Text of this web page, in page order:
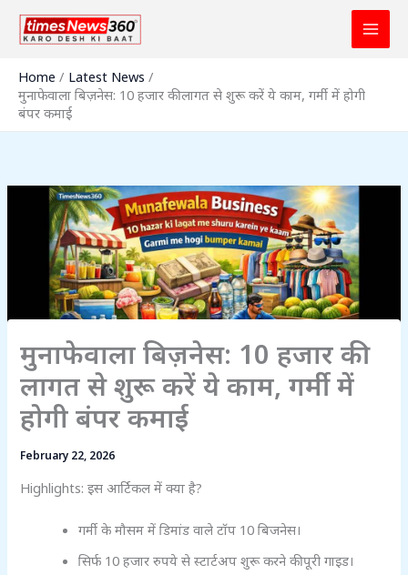
Skip
Home
Latest News
मुनाफेवाला बिज़नेस: 10 हजार की लागत से शुरू करें ये काम, गर्मी में होगी
बंपर कमाई
मुनाफेवाला बिज़नेस: 10 हजार की
लागत से शुरू करें ये काम, गर्मी में
होगी बंपर कमाई
February 22, 2026
Highlights: इस आर्टिकल में क्या है?
गर्मी के मौसम में डिमांड वाले टॉप 10 बिजनेस।
सिर्फ 10 हजार रुपये से स्टार्टअप शुरू करने की पूरी गाइड।